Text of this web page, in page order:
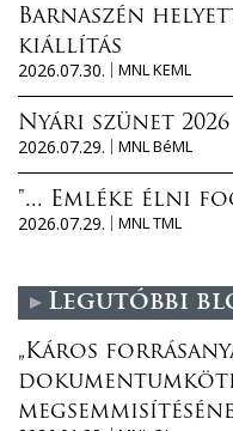
Barnaszén
kiállítás
2026.07.30.
MNL KEML
Nyári szünet 2026
2026.07.29.
MNL BéML
"... Emléke élni
2026.07.29.
MNL TML
Legutóbbi
„Káros